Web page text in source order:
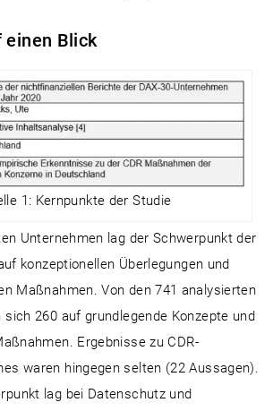
einen Blick
1: Kernpunkte der Studie
Unternehmen lag der Schwerpunkt der
konzeptionellen Überlegungen und
Maßnahmen. Von den 741 analysierten
sich 260 auf grundlegende Konzepte und
Ergebnisse zu CDR-
waren hingegen selten (22 Aussagen).
lag bei Datenschutz und